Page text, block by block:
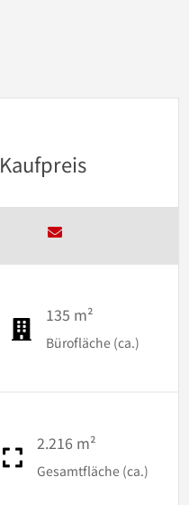
Kaufpreis
135 m²
Bürofläche (ca.)
2.216 m²
Gesamtfläche (ca.)